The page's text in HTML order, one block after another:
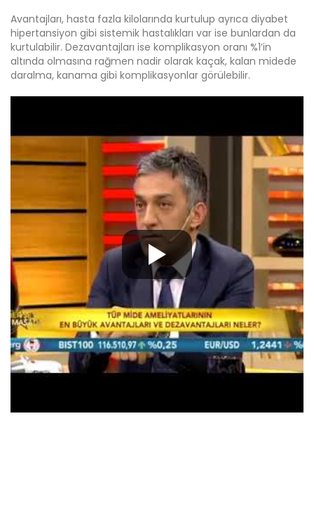
Avantajları, hasta fazla kilolarında kurtulup ayrıca diyabet
hipertansiyon gibi sistemik hastalıkları var ise bunlardan da
kurtulabilir. Dezavantajları ise komplikasyon oranı %1’in
altında olmasına rağmen nadir olarak kaçak, kalan midede
daralma, kanama gibi komplikasyonlar görülebilir.